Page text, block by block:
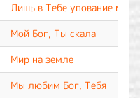
Лишь в Тебе упование мое
Мой Бог, Ты скала
Мир на земле
Мы любим Бог, Тебя